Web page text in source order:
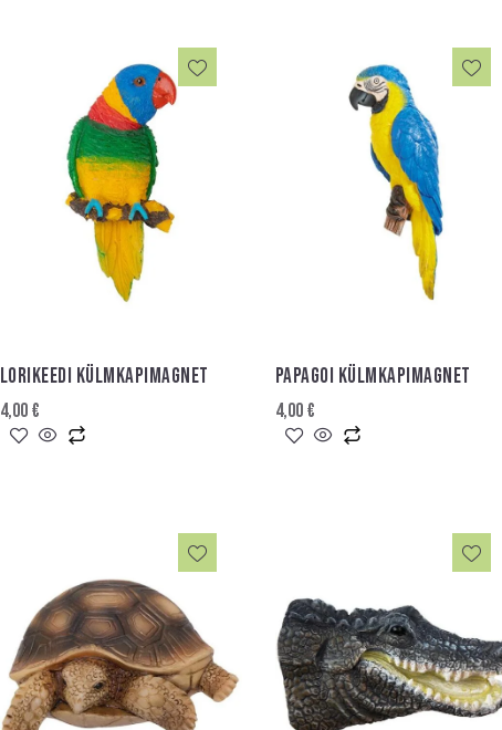
LORIKEEDI KÜLMKAPIMAGNET
4,00€
PAPAGOI KÜLMKAPIMAGNET
4,00€